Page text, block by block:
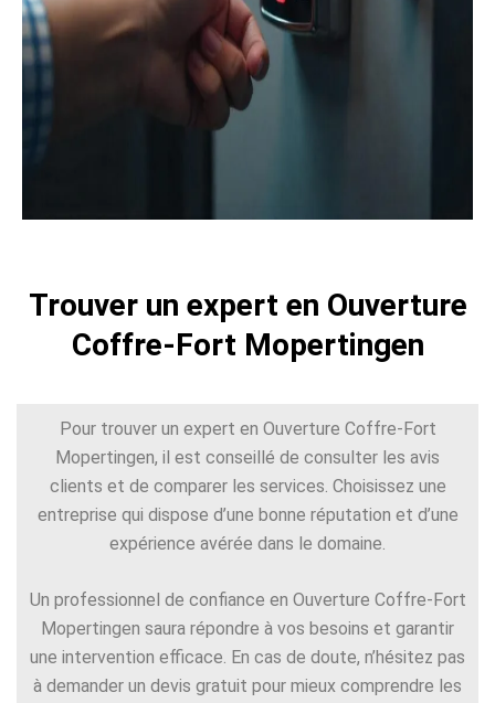
Trouver un expert en Ouverture
Coffre-Fort Mopertingen
Pour trouver un expert en Ouverture Coffre-Fort
Mopertingen, il est conseillé de consulter les avis
clients et de comparer les services. Choisissez une
entreprise qui dispose d’une bonne réputation et d’une
expérience avérée dans le domaine.
Un professionnel de confiance en Ouverture Coffre-Fort
Mopertingen saura répondre à vos besoins et garantir
une intervention efficace. En cas de doute, n’hésitez pas
à demander un devis gratuit pour mieux comprendre les